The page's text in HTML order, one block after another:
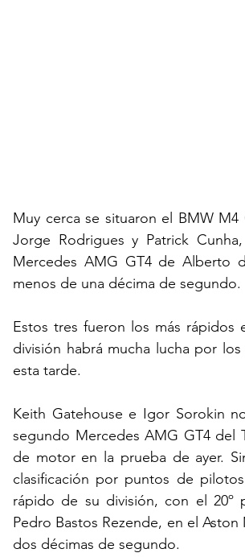
Muy cerca se situaron el BMW
Jorge Rodrigues y Patrick
Mercedes AMG GT4 de Alberto
menos de una décima de segundo.
Estos tres fueron los más rápidos
división habrá mucha lucha por
esta tarde.
Keith Gatehouse e Igor Sorokin
segundo Mercedes AMG GT4 del
de motor en la prueba de ayer.
clasificación por puntos de
rápido de su división, con el 20º
Pedro Bastos Rezende, en el
dos décimas de segundo.